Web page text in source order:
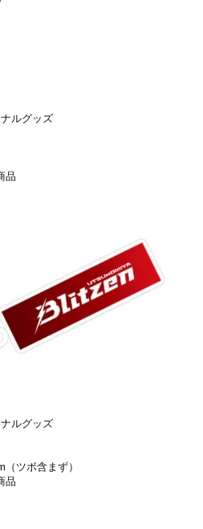
ルグッズ
品
ルグッズ
ツボ含まず）
品